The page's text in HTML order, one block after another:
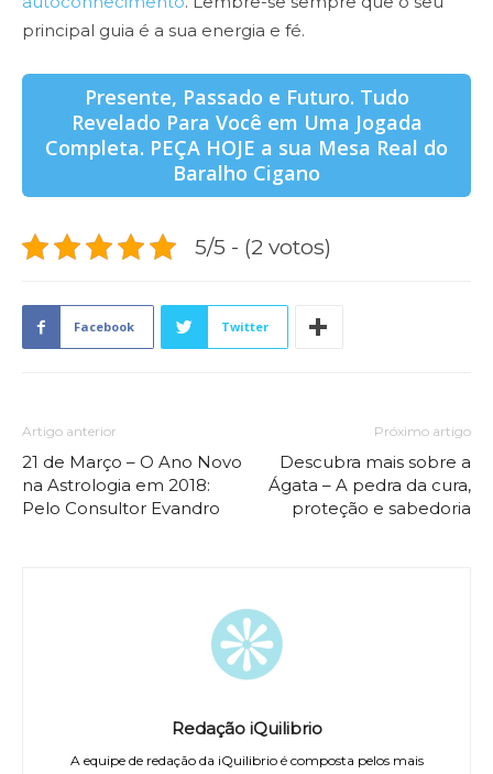
principal guia é a sua energia e fé.
Presente, Passado e Futuro. Tudo
Revelado Para Você em Uma Jogada
Completa. PEÇA HOJE a sua Mesa Real do
Baralho Cigano
5/5 - (2 votos)
Facebook Twitter
Artigo anterior
21 de Março – O Ano Novo
na Astrologia em 2018:
Pelo Consultor Evandro
Próximo artigo
Descubra mais sobre a
Ágata – A pedra da cura,
proteção e sabedoria
Redação iQuilibrio
A equipe de redação da iQuilibrio é composta pelos mais